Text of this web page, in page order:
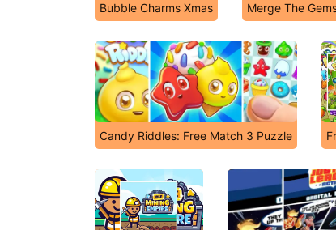
Bubble Charms Xmas Merge The
Candy Riddles: Free Match 3 Puzzle